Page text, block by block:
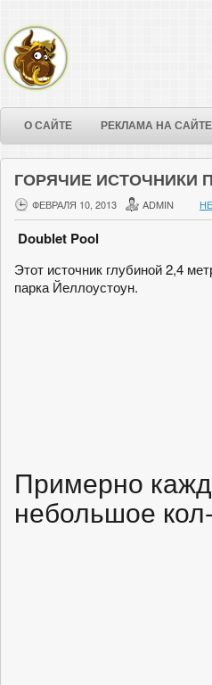
О САЙТЕ РЕКЛАМА НА САЙТЕ
ГОРЯЧИЕ ИСТОЧНИКИ
ФЕВРАЛЯ 10, 2013 ADMIN
Doublet Pool
Этот источник глубиной 2,4
парка Йеллоустоун.
Примерно
небольшое